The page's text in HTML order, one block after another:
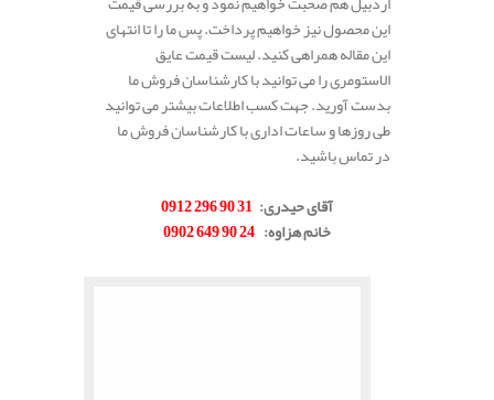
این محصول نیز خواهیم پرداخت. پس ما را تا انتهای
این مقاله همراهی کنید. لیست قیمت عایق
الاستومری را می توانید با کارشناسان فروش ما
بدست آورید. جهت کسب اطلاعات بیشتر می توانید
طی روزها و ساعات اداری با کارشناسان فروش ما
در تماس باشید.
آقای حیدری:
31 90 296 0912
خانم هزاوه:
24 90 649 0902